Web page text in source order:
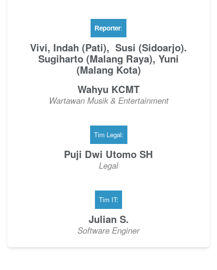
Reporter:
Vivi, Indah (Pati), Susi (Sidoarjo).
Sugiharto (Malang Raya), Yuni
(Malang Kota)
Wahyu KCMT
Wartawan Musik & Entertainment
Tim Legal:
Puji Dwi Utomo SH
Legal
Tim IT:
Julian S.
Software Enginer